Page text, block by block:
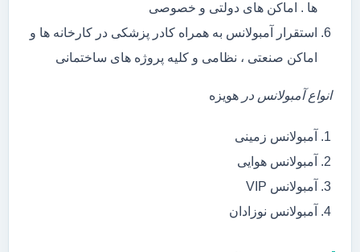
ها . اماکن های دولتی و خصوصی
استقرار آمبولانس به همراه کادر پزشکی در کارخانه ها و
اماکن صنعتی ، نظامی و کلیه پروژه های ساختمانی
انواع آمبولانس در هویزه
آمبولانس زمینی
آمبولانس هوایی
آمبولانس VIP
آمبولانس نوزادان